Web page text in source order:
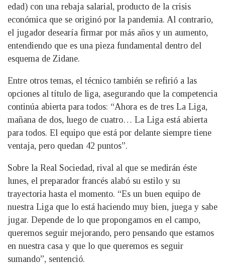
edad) con una rebaja salarial, producto de la crisis
económica que se originó por la pandemia. Al contrario,
el jugador desearía firmar por más años y un aumento,
entendiendo que es una pieza fundamental dentro del
esquema de Zidane.
Entre otros temas, el técnico también se refirió a las
opciones al título de liga, asegurando que la competencia
continúa abierta para todos: “Ahora es de tres La Liga,
mañana de dos, luego de cuatro… La Liga está abierta
para todos. El equipo que está por delante siempre tiene
ventaja, pero quedan 42 puntos”.
Sobre la Real Sociedad, rival al que se medirán éste
lunes, el preparador francés alabó su estilo y su
trayectoria hasta el momento. “Es un buen equipo de
nuestra Liga que lo está haciendo muy bien, juega y sabe
jugar. Depende de lo que propongamos en el campo,
queremos seguir mejorando, pero pensando que estamos
en nuestra casa y que lo que queremos es seguir
sumando”, sentenció.